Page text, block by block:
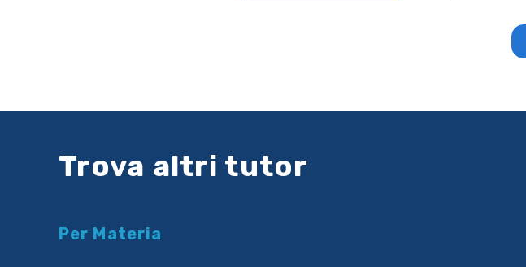
Trova altri tutor
Per Materia